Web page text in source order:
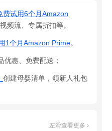
费试用6个月Amazon
频流、专属折扣等。
1个月Amazon Prime。
优惠、免费配送；
创建母婴清单，领新人礼包
左滑查看更多 ›